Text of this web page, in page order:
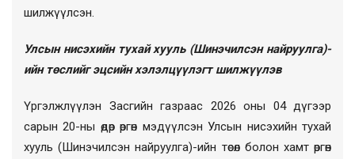
шилжүүлсэн.
Улсын нисэхийн тухай хууль (Шинэчилсэн найруулга)-
ийн төслийг эцсийн хэлэлцүүлэгт шилжүүлэв
Үргэлжлүүлэн Засгийн газраас 2026 оны 04 дүгээр
сарын 20-ны өдөр өргөн мэдүүлсэн Улсын нисэхийн тухай
хууль(Шинэчилсэн найруулга)-ийн төсөл болон хамт өргөн